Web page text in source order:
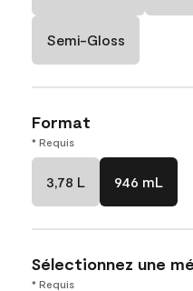
Semi-Gloss
Format
* Requis
3,78 L 946 mL
Sélectionnez une
* Requis